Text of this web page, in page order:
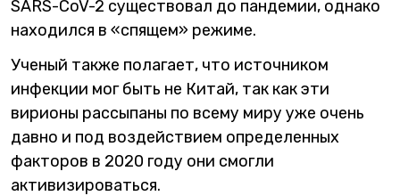
SARS-CoV-2 существовал до пандемии, однако
находился в «спящем» режиме.
Ученый также полагает, что источником
инфекции мог быть не Китай, так как эти
вирионы рассыпаны по всему миру уже очень
давно и под воздействием определенных
факторов в 2020 году они смогли
активизироваться.